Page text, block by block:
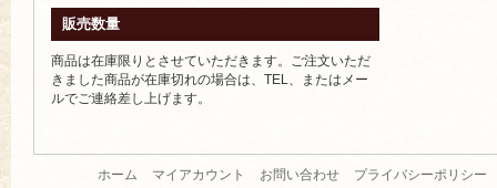
販売数量
商品は在庫限りとさせていただきます。ご注文いただ
きました商品が在庫切れの場合は、TEL、またはメー
ルでご連絡差し上げます。
ホーム マイアカウント お問い合わせ プライバシーポリシー